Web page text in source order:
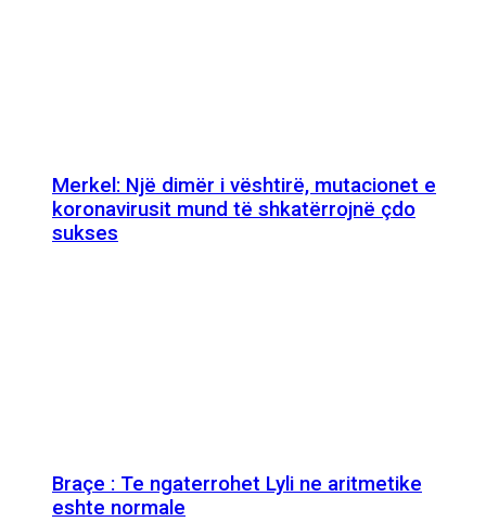
Merkel: Një dimër i vështirë, mutacionet e
koronavirusit mund të shkatërrojnë çdo
sukses
Braçe : Te ngaterrohet Lyli ne aritmetike
eshte normale